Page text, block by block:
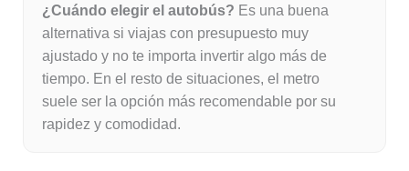
¿Cuándo elegir el autobús? Es una buena
alternativa si viajas con presupuesto muy
ajustado y no te importa invertir algo más de
tiempo. En el resto de situaciones, el metro
suele ser la opción más recomendable por su
rapidez y comodidad.